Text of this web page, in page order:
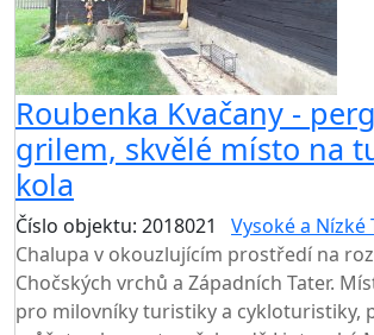
Roubenka Kvačany -
grilem, skvělé místo na
kola
Číslo objektu: 2018021
Vysoké a Nízké
Chalupa v okouzlujícím prostředí na
Chočských vrchů a Západních Tater.
pro milovníky turistiky a cykloturistiky,